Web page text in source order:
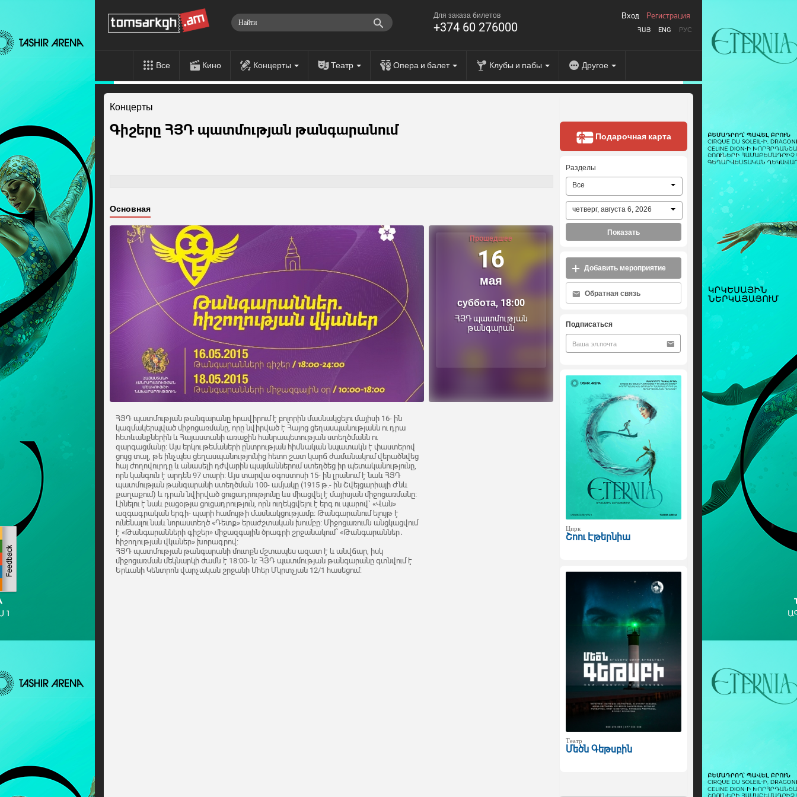
Для заказа билетов
+374 60 276000 ՀԱՅ ENG РУС
Вход Регистрация
Все Кино Концерты Театр Опера и балет Клубы и пабы Другое
Концерты
Գիշերը ՀՅԴ պատմության թանգարանում
Основная
Прошедшее
16
мая
суббота, 18:00
ՀՅԴ պատմության
թանգարան
ՀՅԴ պատմության թանգարանը հրավիրում է բոլորին մասնակցելու մայիսի 16- ին
կազմակերպված միջոցառմանը, որը նվիրված է Հայոց ցեղասպանությանն ու դրա
հետևանքներին և Հայաստանի առաջին հանրապետության ստեղծմանն ու
զարգացմանը։ Այս երկու թեմաների ընտրության հիմնական նպատակն է փաստերով
ցույց տալ, թե ինչպես ցեղասպանությունից հետո շատ կարճ ժամանակում վերածնվեց
հայ ժողովուրդը և անասելի դժվարին պայմաններում ստեղծեց իր պետականությունը,
որն կանգուն է արդեն 97 տարի։ Այս տարվա օգոստոսի 15- ին լրանում է նաև ՀՅԴ
պատմության թանգարանի ստեղծման 100- ամյակը (1915 թ.- ին Շվեյցարիայի Ժնև
քաղաքում) և դրան նվիրված ցուցադրությունը ևս միացվել է մայիսյան միջոցառմանը։
Լինելու է նաև բացօթյա ցուցադրություն, որն ուղեկցվելու է երգ ու պարով` «Վան»
ազգագրական երգի- պարի համույթի մասնակցությամբ։ Թանգարանում ելույթ է
ունենալու նաև նորաստեղծ «Դետք» երաժշտական խումբը։ Միջոցառումն անցկացվում
է «Թանգարանների գիշեր» միջազգային ծրագրի շրջանակում՝ «Թանգարաններ․
հիշողության վկաներ» խորագրով։
ՀՅԴ պատմության թանգարանի մուտքն մշտապես ազատ է և անվճար, իսկ
միջոցառման մեկնարկի ժամն է 18։00- ն։ ՀՅԴ պատմության թանգարանը գտնվում է
Երևանի Կենտրոն վարչական շրջանի Մհեր Մկրտչյան 12/1 հասեցում:
Подарочная карта
Разделы
Все
четверг, августа 6, 2026
Показать
Добавить мероприятие
Обратная связь
Подписаться
Цирк
Շոու Էթերնիա
Театр
Մեծն Գեթսբին